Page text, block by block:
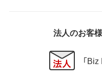
法人のお客
「